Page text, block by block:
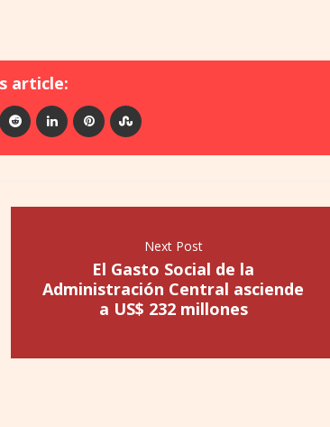
article:
Next Post
El Gasto Social de la
Administración Central asciende
a US$ 232 millones